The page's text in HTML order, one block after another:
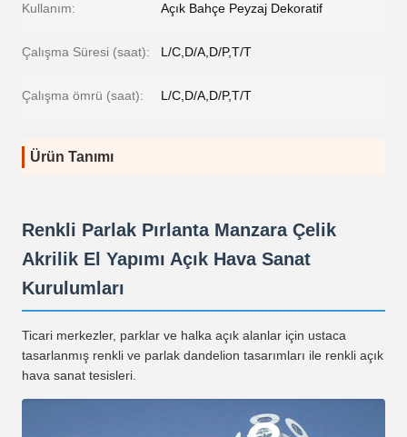
Kullanım: Açık Bahçe Peyzaj Dekoratif
Çalışma Süresi (saat): L/C,D/A,D/P,T/T
Çalışma ömrü (saat): L/C,D/A,D/P,T/T
Ürün Tanımı
Renkli Parlak Pırlanta Manzara Çelik
Akrilik El Yapımı Açık Hava Sanat
Kurulumları
Ticari merkezler, parklar ve halka açık alanlar için ustaca
tasarlanmış renkli ve parlak dandelion tasarımları ile renkli açık
hava sanat tesisleri.